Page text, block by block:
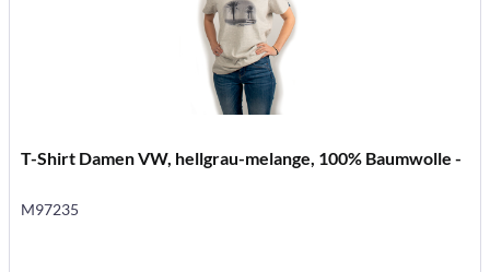
T-Shirt Damen VW, hellgrau-melange, 100% Baumwolle -
M97235